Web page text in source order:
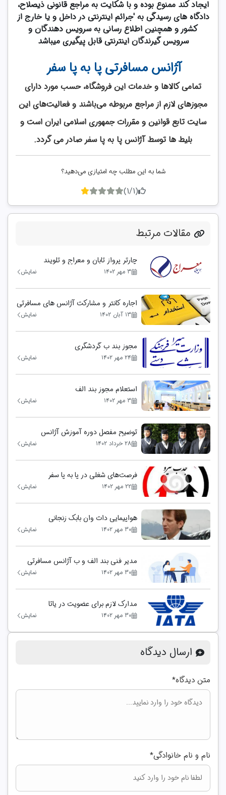
ایجاد کند ممنوع بوده و با شکایت به مراجع قانونی ذیصلاح،
دادگاه های رسیدگی به 'جرائم اینترنتی در داخل و یا خارج از
کشور و همچنین اطلاع رسانی به سرویس دهندگان و
سرویس گیرندگان اینترنتی قابل پیگیری میباشد
آژانس مسافرتی پا به پا سفر
تمامی كالاها و خدمات اين فروشگاه، حسب مورد دارای
مجوزهای لازم از مراجع مربوطه می‌باشند و فعاليت‌های اين
سايت تابع قوانين و مقررات جمهوری اسلامی ايران است و
بلیط ها توسط آژانس پا به پا سفر صادر می گردد.
شما به این مطلب چه امتیازی می‌دهید؟
(1/1)
مقالات مرتبط
چارتر پرواز تابان و معراج و تلویند
۳ مهر ۱۴۰۲ نمایش
اجاره کانتر و مشارکت آژانس های مسافرتی
۱۳ آبان ۱۴۰۲ نمایش
مجوز بند ب گردشگری
۲۴ مهر ۱۴۰۲ نمایش
استعلام مجوز بند الف
۳ مهر ۱۴۰۲ نمایش
توضیح مفصل دوره آموزش آژانس
هواپیمایی
۲۸ خرداد ۱۴۰۲ نمایش
فرصت‌های شغلی در پا به پا سفر
۲۲ مهر ۱۴۰۲ نمایش
هواپیمایی دات وان بابک زنجانی
۳۰ مهر ۱۴۰۲ نمایش
مدیر فنی بند الف و ب آژانس مسافرتی
۳۰ مهر ۱۴۰۲ نمایش
مدارک لازم برای عضویت در یاتا
۳۰ مهر ۱۴۰۲ نمایش
ارسال دیدگاه
متن دیدگاه*
نام و نام خانوادگی*